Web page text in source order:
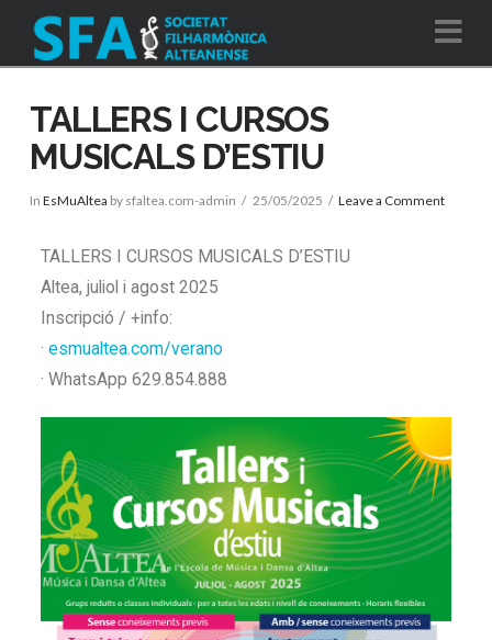
TALLERS I CURSOS
MUSICALS D’ESTIU
In EsMuAltea by sfaltea.com-admin 25/05/2025 Leave a Comment
TALLERS I CURSOS MUSICALS D’ESTIU
Altea, juliol i agost 2025
Inscripció / +info:
· esmualtea.com/verano
· WhatsApp 629.854.888